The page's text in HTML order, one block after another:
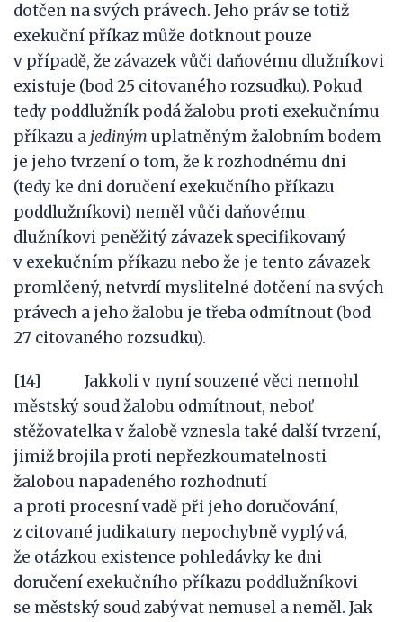
dotčen na svých právech. Jeho práv se totiž
exekuční příkaz může dotknout pouze
v případě, že závazek vůči daňovému dlužníkovi
existuje (bod 25 citovaného rozsudku). Pokud
tedy poddlužník podá žalobu proti exekučnímu
příkazu a jediným uplatněným žalobním bodem
je jeho tvrzení o tom, že k rozhodnému dni
(tedy ke dni doručení exekučního příkazu
poddlužníkovi) neměl vůči daňovému
dlužníkovi peněžitý závazek specifikovaný
v exekučním příkazu nebo že je tento závazek
promlčený, netvrdí myslitelné dotčení na svých
právech a jeho žalobu je třeba odmítnout (bod
27 citovaného rozsudku).
[14] Jakkoli v nyní souzené věci nemohl
městský soud žalobu odmítnout, neboť
stěžovatelka v žalobě vznesla také další tvrzení,
jimiž brojila proti nepřezkoumatelnosti
žalobou napadeného rozhodnutí
a proti procesní vadě při jeho doručování,
z citované judikatury nepochybně vyplývá,
že otázkou existence pohledávky ke dni
doručení exekučního příkazu poddlužníkovi
se městský soud zabývat nemusel a neměl. Jak